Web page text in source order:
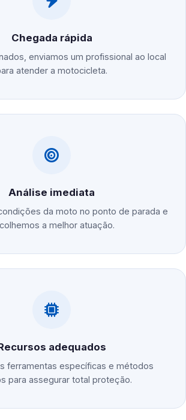
Chegada rápida
enviamos um profissional ao local
atender a motocicleta.
Análise imediata
da moto no ponto de parada e
a melhor atuação.
adequados
ferramentas específicas e métodos
para assegurar total proteção.